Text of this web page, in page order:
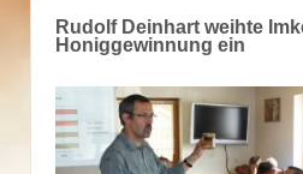
Rudolf Deinhart weihte
Honiggewinnung ein